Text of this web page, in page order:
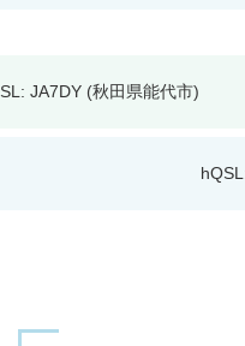
JA7DY (秋田県能代市)